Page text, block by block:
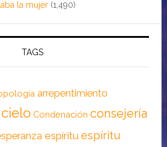
la mujer (1,490)
TAGS
arrepentimiento
cielo Condenación consejería
espíritu espíritu